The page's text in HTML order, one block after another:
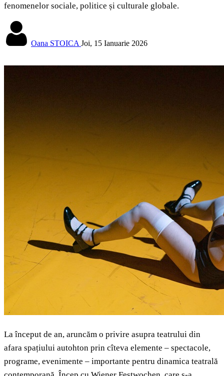
fenomenelor sociale, politice și culturale globale.
Oana STOICA Joi, 15 Ianuarie 2026
La început de an, aruncăm o privire asupra teatrului din
afara spațiului autohton prin cîteva elemente – spectacole,
programe, evenimente – importante pentru dinamica teatrală